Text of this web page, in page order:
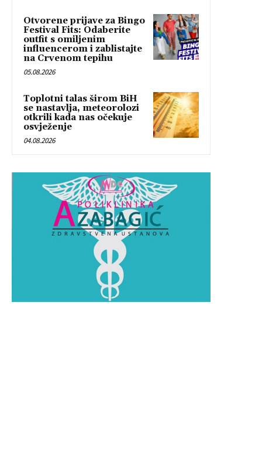
Otvorene prijave za Bingo
Festival Fits: Odaberite
outfit s omiljenim
influencerom i zablistajte
na Crvenom tepihu
05.08.2026
Toplotni talas širom BiH
se nastavlja, meteorolozi
otkrili kada nas očekuje
osvježenje
04.08.2026